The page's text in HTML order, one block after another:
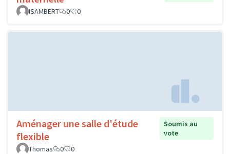
ISAMBERT
0 0
Aménager une salle d'étude
flexible
Soumis au
vote
Thomas
0 0